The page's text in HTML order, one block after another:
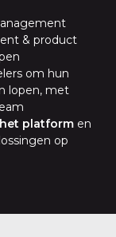
& product
om hun
lopen, met
platform en
op